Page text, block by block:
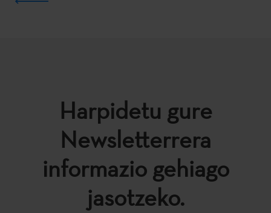
Harpidetu gure
Newsletterrera
informazio gehiago
jasotzeko.